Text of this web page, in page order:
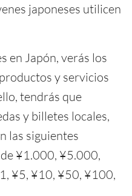
japoneses utilicen
en Japón, verás los
y servicios
tendrás que
y billetes locales,
las siguientes
¥1.000, ¥5.000,
¥5, ¥10, ¥50, ¥100,